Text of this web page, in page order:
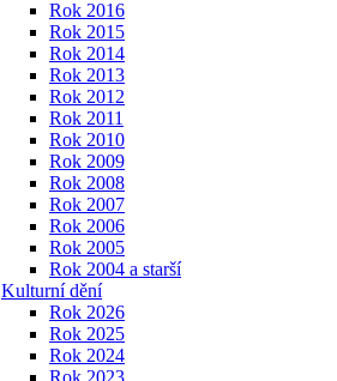
Rok 2016
Rok 2015
Rok 2014
Rok 2013
Rok 2012
Rok 2011
Rok 2010
Rok 2009
Rok 2008
Rok 2007
Rok 2006
Rok 2005
Rok 2004 a starší
Kulturní dění
Rok 2026
Rok 2025
Rok 2024
Rok 2023